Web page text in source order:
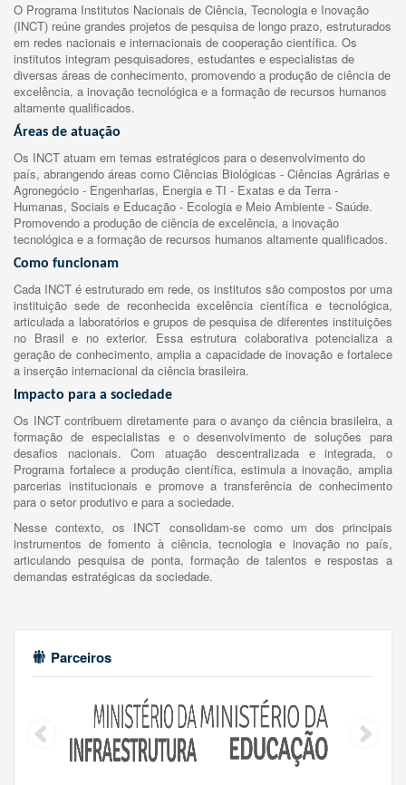
O Programa Institutos Nacionais de Ciência, Tecnologia e Inovação
(INCT) reúne grandes projetos de pesquisa de longo prazo, estruturados
em redes nacionais e internacionais de cooperação científica. Os
institutos integram pesquisadores, estudantes e especialistas de
diversas áreas de conhecimento, promovendo a produção de ciência de
excelência, a inovação tecnológica e a formação de recursos humanos
altamente qualificados.
Áreas de atuação
Os INCT atuam em temas estratégicos para o desenvolvimento do
país, abrangendo áreas como Ciências Biológicas - Ciências Agrárias e
Agronegócio - Engenharias, Energia e TI - Exatas e da Terra -
Humanas, Sociais e Educação - Ecologia e Meio Ambiente - Saúde.
Promovendo a produção de ciência de excelência, a inovação
tecnológica e a formação de recursos humanos altamente qualificados.
Como funcionam
Cada INCT é estruturado em rede, os institutos são compostos por uma
instituição sede de reconhecida excelência científica e tecnológica,
articulada a laboratórios e grupos de pesquisa de diferentes instituições
no Brasil e no exterior. Essa estrutura colaborativa potencializa a
geração de conhecimento, amplia a capacidade de inovação e fortalece
a inserção internacional da ciência brasileira.
Impacto para a sociedade
Os INCT contribuem diretamente para o avanço da ciência brasileira, a
formação de especialistas e o desenvolvimento de soluções para
desafios nacionais. Com atuação descentralizada e integrada, o
Programa fortalece a produção científica, estimula a inovação, amplia
parcerias institucionais e promove a transferência de conhecimento
para o setor produtivo e para a sociedade.
Nesse contexto, os INCT consolidam-se como um dos principais
instrumentos de fomento à ciência, tecnologia e inovação no país,
articulando pesquisa de ponta, formação de talentos e respostas a
demandas estratégicas da sociedade.
Parceiros